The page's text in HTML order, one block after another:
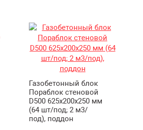
Газобетонный блок
Пораблок стеновой
D500 625х200х250 мм
(64 шт/под; 2 м3/
под), поддон